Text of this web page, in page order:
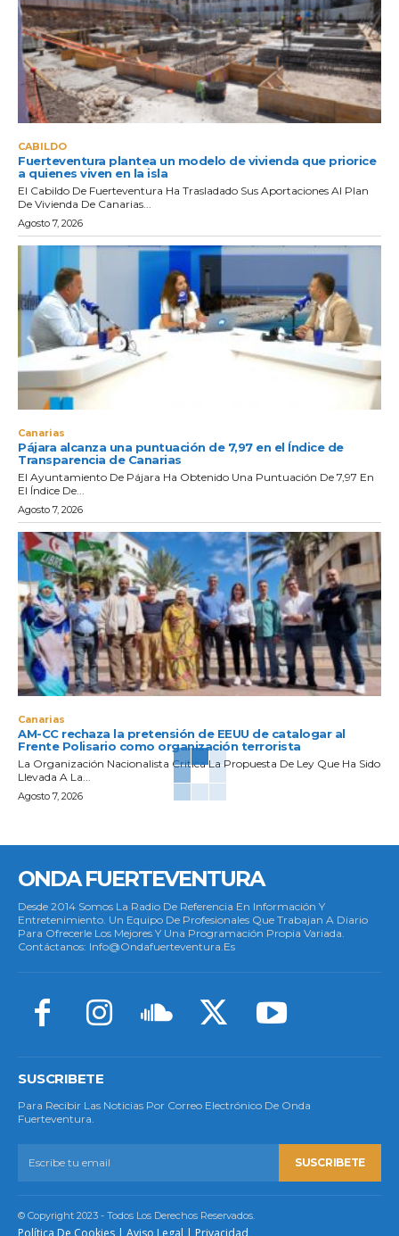
CABILDO
Fuerteventura plantea un modelo de vivienda que priorice
a quienes viven en la isla
El Cabildo De Fuerteventura Ha Trasladado Sus Aportaciones Al Plan
De Vivienda De Canarias...
Agosto 7, 2026
Canarias
Pájara alcanza una puntuación de 7,97 en el Índice de
Transparencia de Canarias
El Ayuntamiento De Pájara Ha Obtenido Una Puntuación De 7,97 En
El Índice De...
Agosto 7, 2026
Canarias
AM-CC rechaza la pretensión de EEUU de catalogar al
Frente Polisario como organización terrorista
La Organización Nacionalista Critica La Propuesta De Ley Que Ha Sido
Llevada A La...
Agosto 7, 2026
ONDA FUERTEVENTURA
Desde 2014 Somos La Radio De Referencia En Información Y
Entretenimiento. Un Equipo De Profesionales Que Trabajan A Diario
Para Ofrecerle Los Mejores Y Una Programación Propia Variada.
Contáctanos: Info@ondafuerteventura.es
SUSCRIBETE
Para Recibir Las Noticias Por Correo Electrónico De Onda
Fuerteventura.
SUSCRIBETE
© Copyright 2023 - Todos Los Derechos Reservados.
Política De Cookies | Aviso Legal | Privacidad